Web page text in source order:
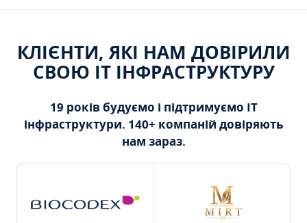
КЛІЄНТИ, ЯКІ НАМ ДОВІРИЛИ
СВОЮ ІТ ІНФРАСТРУКТУРУ
19 років будуємо і підтримуємо ІТ
інфраструктури. 140+ компаній довіряють
нам зараз.